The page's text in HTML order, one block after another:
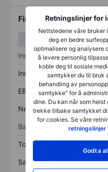
Retningslinjer for
Nettstedene våre bruker
deg en bedre
optimalisere og analysere
å levere personlig
koble deg til sosiale
samtykker du til bruk
behandling av
samtykke" for å
dine. Du kan når som
trekke tilbake samtykket
for cookies. Se våre
retningslinjer
Godta
Finansiell informasjon
Inntektsoversikt
Inntekter
EBITDA
Nettoinntekt
Balanse
Totale eiendeler
Samlet gjeld